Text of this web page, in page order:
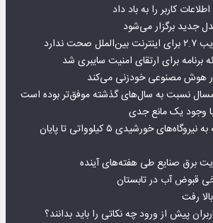
کاربر را به باد داد
جدید برگزار می‌شود
ندارد
برنامه برای ارتقای امنیت سایبری شد
هوش مصنوعی خودزنی می‌کند
نسبت به سال‌های گذشته موفق‌تر بوده است
وجود یک مانع جدی
تجهیز ۱۲ هزار مدرسه به نیروگاه‌های خورشیدی ۵ کیلوواتی تا پایان
برق صنایع طی هفته‌های آینده
قبوض آب در تابستان
رفت
پیش از ورود چه نکاتی را باید بدانند؟